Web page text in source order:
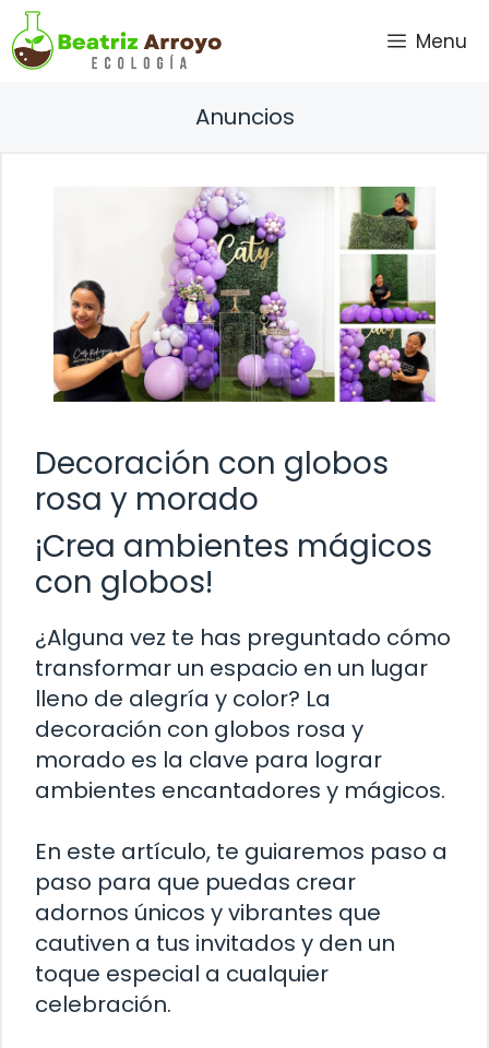
Saltar
al
contenido
Menu
Anuncios
Decoración con globos
rosa y morado
¡Crea ambientes mágicos
con globos!
¿Alguna vez te has preguntado cómo
transformar un espacio en un lugar
lleno de alegría y color? La
decoración con globos rosa y
morado es la clave para lograr
ambientes encantadores y mágicos.
En este artículo, te guiaremos paso a
paso para que puedas crear
adornos únicos y vibrantes que
cautiven a tus invitados y den un
toque especial a cualquier
celebración.